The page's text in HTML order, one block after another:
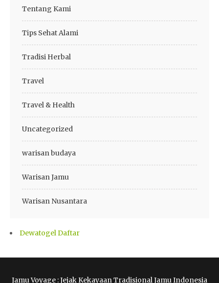
Tentang Kami
Tips Sehat Alami
Tradisi Herbal
Travel
Travel & Health
Uncategorized
warisan budaya
Warisan Jamu
Warisan Nusantara
Dewatogel Daftar
Jamu Voyage : Jejak Kekayaan Tradisional Jamu Indonesia